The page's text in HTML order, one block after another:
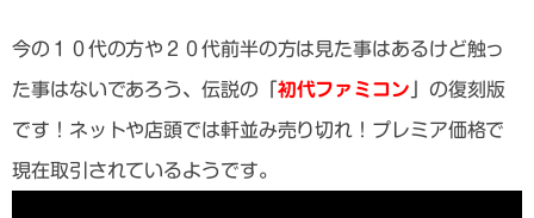
今の１０代の方や２０代前半の方は見た事はあるけど触っ
た事はないであろう、伝説の「 初代ファミコン 」の復刻版
です！ネットや店頭では軒並み売り切れ！プレミア価格で
現在取引されているようです。